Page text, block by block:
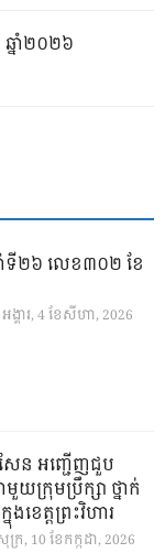
នាំ២០២៦
ាំទី២៦ លេខ៣០២ ខែ
អង្គារ, 4 ខែ​សីហា, 2026
ែន អញ្ជើញជួប
រុមប្រឹក្សា ថ្នាក់
ងខេត្តព្រះវិហារ
ក្រ, 10 ខែ​កក្កដា, 2026